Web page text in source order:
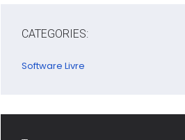
CATEGORIES:
Software Livre